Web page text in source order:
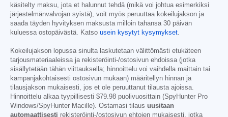
käsitelty maksu, jota et halunnut tehdä (mikä voi johtua esimerkiksi
järjestelmänvalvojan syistä), voit myös peruuttaa kokeilujakson ja
saada täyden hyvityksen maksusta milloin tahansa 30 päivän
kuluessa ostopäivästä. Katso usein kysytyt kysymykset
Kokeilujakson lopussa sinulta laskutetaan välittömästi etukäteen
tarjousmateriaaleissa ja rekisteröinti-/ostosivun ehdoissa (jotka
sisällytetään tähän viittauksella; hinnoittelu voi vaihdella maittain tai
kampanjakohtaisesti ostosivun mukaan) määritellyn hinnan ja
tilausjakson mukaisesti, jos et ole peruuttanut tilausta ajoissa.
Hinnoittelu alkaa tyypillisesti $79.98 puolivuosittain (SpyHunter Pro
Windows/SpyHunter Macille). Ostamasi tilaus uusitaan
automaattisesti rekisteröinti-/ostosivun ehtojen mukaisesti, jotka